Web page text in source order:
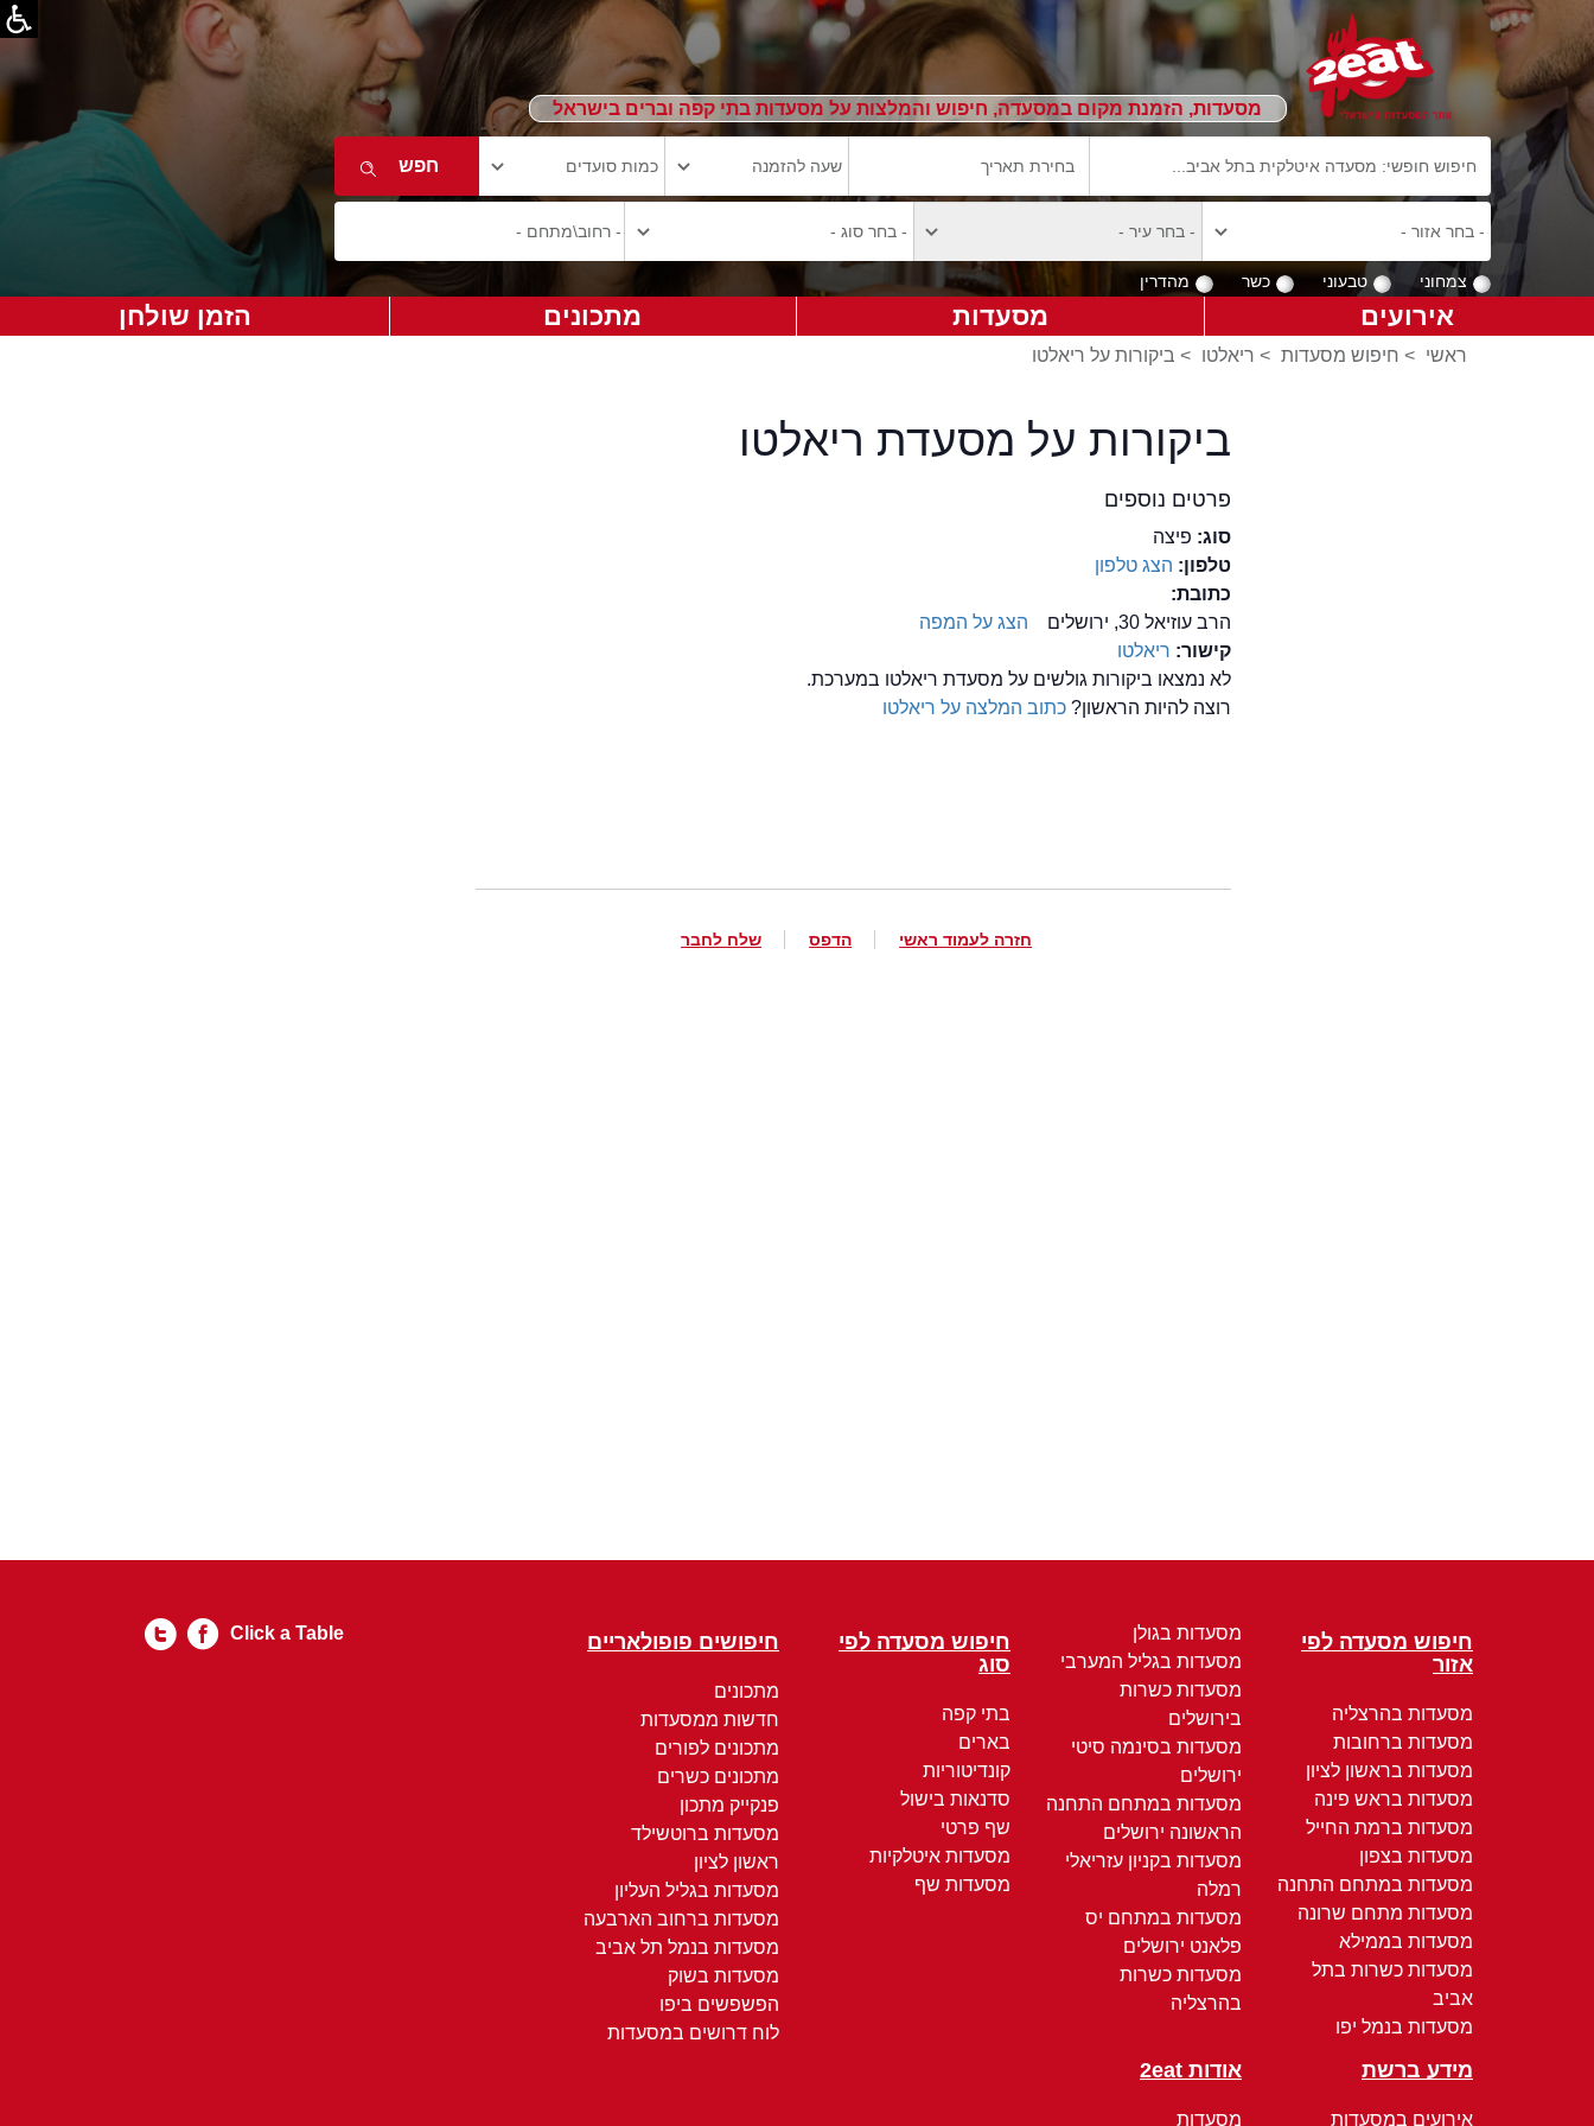
מסעדות, הזמנת מקום במסעדה, חיפוש והמלצות על מסעדות בתי קפה וברים בישראל
צמחוני טבעוני כשר מהדרין
אירועים מסעדות מתכונים הזמן שולחן
ראשי > חיפוש מסעדות > ריאלטו > ביקורות על ריאלטו
ביקורות על מסעדת ריאלטו
פרטים נוספים
סוג: פיצה
טלפון: הצג טלפון
כתובת:
הרב עוזיאל 30, ירושלים
הצג על המפה
קישור: ריאלטו
לא נמצאו ביקורות גולשים על מסעדת ריאלטו במערכת.
רוצה להיות הראשון?כתוב המלצה על ריאלטו
חזרה לעמוד ראשי הדפס שלח לחבר
חיפוש מסעדה לפי
אזור
מסעדות בהרצליה
מסעדות ברחובות
מסעדות בראשון לציון
מסעדות בראש פינה
מסעדות ברמת החייל
מסעדות בצפון
מסעדות במתחם התחנה
מסעדות מתחם שרונה
מסעדות בממילא
מסעדות כשרות בתל
אביב
מסעדות בנמל יפו
מסעדות בגולן
מסעדות בגליל המערבי
מסעדות כשרות
בירושלים
מסעדות בסינמה סיטי
ירושלים
מסעדות במתחם התחנה
הראשונה ירושלים
מסעדות בקניון עזריאלי
רמלה
מסעדות במתחם יס
פלאנט ירושלים
מסעדות כשרות
בהרצליה
חיפוש מסעדה לפי
סוג
בתי קפה
בארים
קונדיטוריות
סדנאות בישול
שף פרטי
מסעדות איטלקיות
מסעדות שף
חיפושים פופולאריים
מתכונים
חדשות ממסעדות
מתכונים לפורים
מתכונים כשרים
פנקייק מתכון
מסעדות ברוטשילד
ראשון לציון
מסעדות בגליל העליון
מסעדות ברחוב הארבעה
מסעדות בנמל תל אביב
מסעדות בשוק
הפשפשים ביפו
לוח דרושים במסעדות
מידע ברשת
אירועים במסעדות
אודות 2eat
מסעדות
Click a Table